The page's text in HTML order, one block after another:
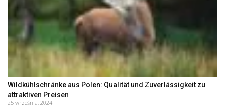
Wildkühlschränke aus Polen: Qualität und Zuverlässigkeit zu
attraktiven Preisen
25 września, 2024